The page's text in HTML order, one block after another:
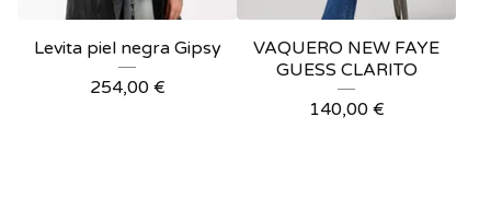
Levita piel negra Gipsy
254,00 €
VAQUERO NEW FAYE
GUESS CLARITO
140,00 €